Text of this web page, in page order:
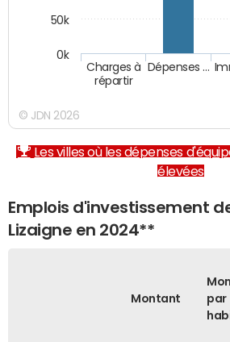
Charges à
répartir
Dépenses …
0k
50k
© JDN 2026
Les villes où les dépenses
élevées
Emplois d'investissement
Lizaigne en 2024**
Montant
par